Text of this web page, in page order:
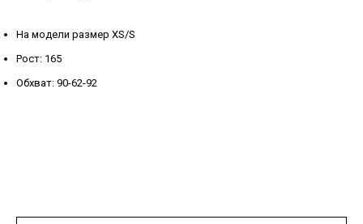
На модели размер XS/S
Рост: 165
Обхват: 90-62-92